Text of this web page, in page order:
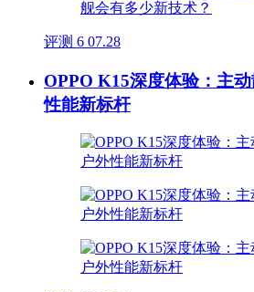
评测 6 07.28
OPPO K15深度体验：主
性能新标杆